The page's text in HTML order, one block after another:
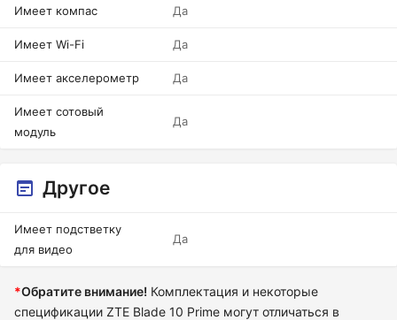
Имеет компас Да
Имеет Wi-Fi Да
Имеет акселерометр Да
Имеет сотовый
модуль
Да
Другое
Имеет подстветку
для видео
Да
*Обратите внимание! Комплектация и некоторые
спецификации ZTE Blade 10 Prime могут отличаться в